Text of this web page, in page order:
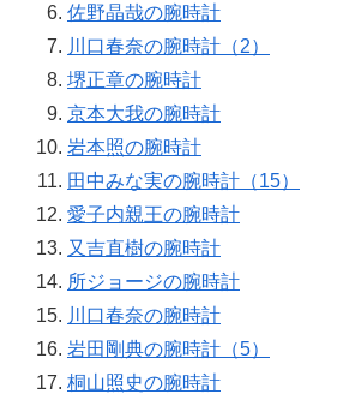
佐野晶哉の腕時計
川口春奈の腕時計（2）
堺正章の腕時計
京本大我の腕時計
岩本照の腕時計
田中みな実の腕時計（15）
愛子内親王の腕時計
又吉直樹の腕時計
所ジョージの腕時計
川口春奈の腕時計
岩田剛典の腕時計（5）
桐山照史の腕時計